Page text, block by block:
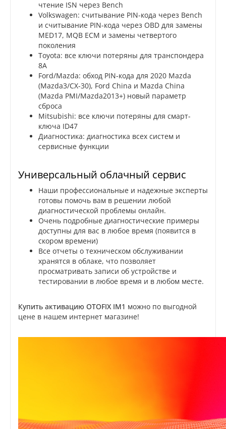
чтение ISN через Bench
Volkswagen: считывание PIN-кода через Bench
и считывание PIN-кода через OBD для замены
MED17, MQB ECM и замены четвертого
поколения
Toyota: все ключи потеряны для транспондера
8A
Ford/Mazda: обход PIN-кода для 2020 Mazda
(Mazda3/CX-30), Ford China и Mazda China
(Mazda PMI/Mazda2013+) новый параметр
сброса
Mitsubishi: все ключи потеряны для смарт-
ключа ID47
Диагностика: диагностика всех систем и
сервисные функции
Универсальный облачный сервис
Наши профессиональные и надежные эксперты
готовы помочь вам в решении любой
диагностической проблемы онлайн.
Очень подробные диагностические примеры
доступны для вас в любое время (появится в
скором времени)
Все отчеты о техническом обслуживании
хранятся в облаке, что позволяет
просматривать записи об устройстве и
тестировании в любое время и в любом месте.
Купить активацию OTOFIX IM1 можно по выгодной
цене в нашем интернет магазине!